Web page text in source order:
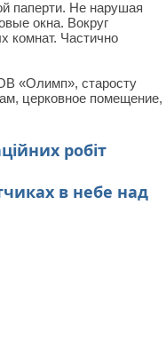
паперти. Не нарушая
окна. Вокруг
комнат. Частично
«Олимп», старосту
церковное помещение,
робіт
в небе над